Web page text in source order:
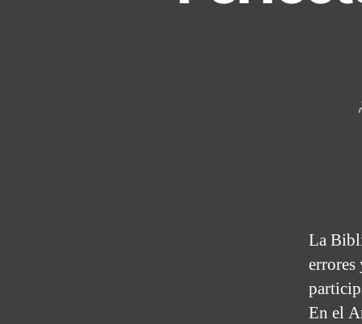
La
errores
En el